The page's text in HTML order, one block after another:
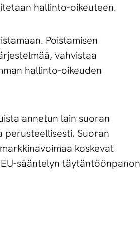
hallinto-oikeuteen.
Poistamisen
vahvistaa
hallinto-oikeuden
annetun lain suoran
Suoran
koskevat
sääntelyn täytäntöönpanon